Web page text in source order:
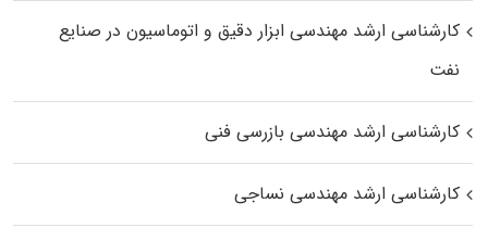
کارشناسی ارشد مهندسی ابزار دقیق و اتوماسیون در صنایع
نفت
کارشناسی ارشد مهندسی بازرسی فنی
کارشناسی ارشد مهندسی نساجی